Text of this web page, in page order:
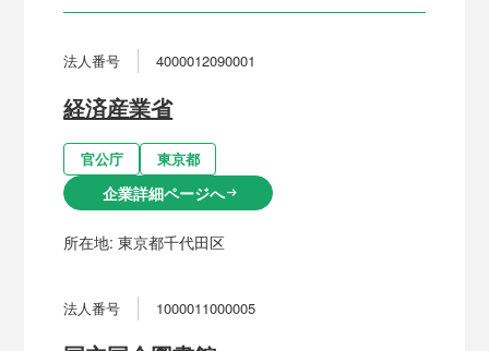
法人番号 4000012090001
経済産業省
官公庁 東京都
企業詳細ページへarrow_right_alt
所在地:東京都千代田区
法人番号 1000011000005